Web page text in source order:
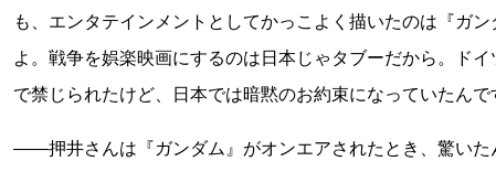
も、エンタテインメントとしてかっこよく描いたのは『ガ
よ。戦争を娯楽映画にするのは日本じゃタブーだから。ド
で禁じられたけど、日本では暗黙のお約束になっていたんで
――押井さんは『ガンダム』がオンエアされたとき、驚いた